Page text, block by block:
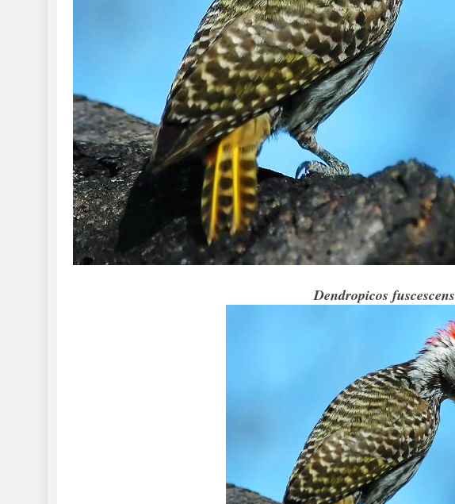
Dendropicos fuscescens